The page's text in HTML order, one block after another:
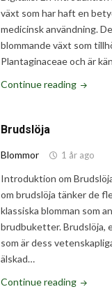
växt som har haft en
medicinsk användning.
blommande växt som
Plantaginaceae och är
Continue reading"Digitalis"
Brudslöja
Blommor 1 år ago
Introduktion om
om brudslöja tänker de
klassiska blomman som
brudbuketter. Brudslöja,
som är dess
älskad…
Continue reading